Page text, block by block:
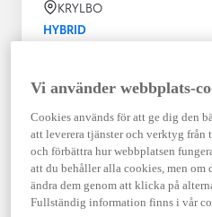
KRYLBO
HYBRID
09-2023
Hybrid Bensin
Visa
409 900 kr
Från 4 920 kr/mån
Vi använder webbplats-
Cookies används för att ge dig den
att leverera tjänster och verktyg från
och förbättra hur webbplatsen
att du behåller alla cookies, men om
ändra dem genom att klicka på
Fullständig information finns i vår